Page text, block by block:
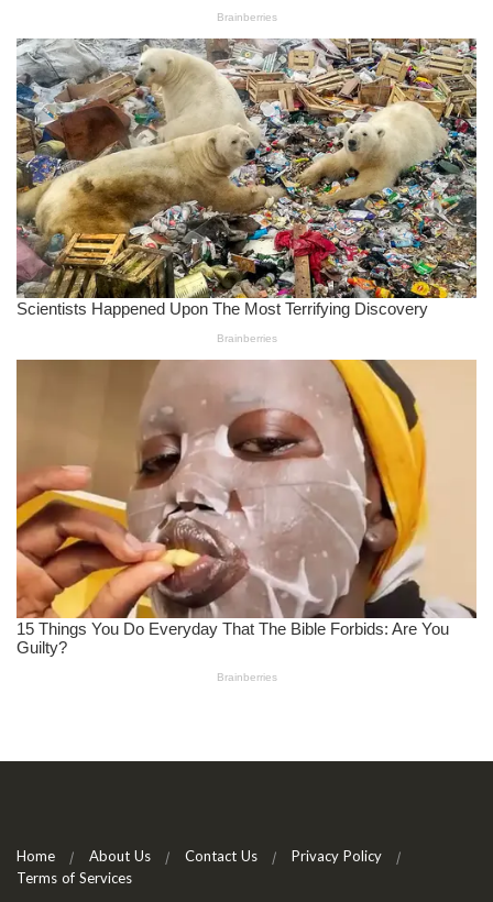
Home About Us Contact Us
Privacy Policy
Terms of Services